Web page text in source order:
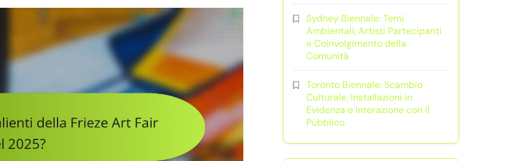
Sydney Biennale: Temi
Ambientali, Artisti Partecipanti
e Coinvolgimento della
Comunità
Toronto Biennale: Scambio
Culturale, Installazioni in
Evidenza e Interazione con il
Pubblico